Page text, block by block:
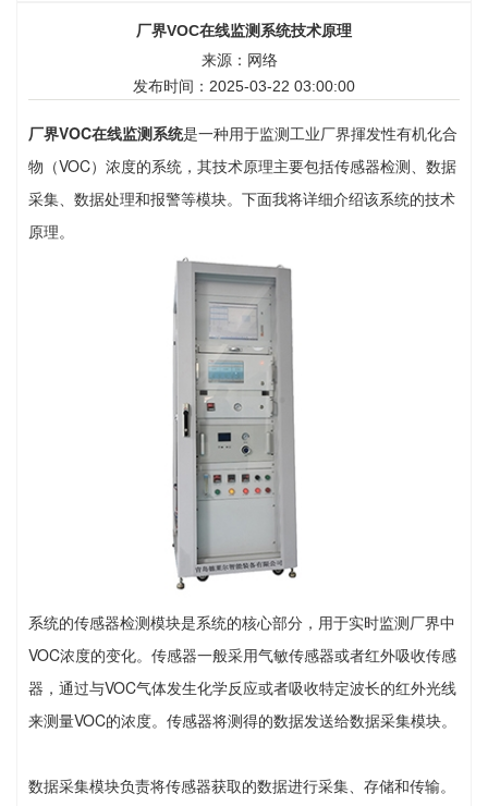
厂界VOC在线监测系统技术原理
来源：网络
发布时间：2025-03-22 03:00:00
厂界VOC在线监测系统是一种用于监测工业厂界揮发性有机化合
物（VOC）浓度的系统，其技术原理主要包括传感器检测、数据
采集、数据处理和报警等模块。下面我将详细介绍该系统的技术
原理。
系统的传感器检测模块是系统的核心部分，用于实时监测厂界中
VOC浓度的变化。传感器一般采用气敏传感器或者红外吸收传感
器，通过与VOC气体发生化学反应或者吸收特定波长的红外光线
来测量VOC的浓度。传感器将测得的数据发送给数据采集模块。
数据采集模块负责将传感器获取的数据进行采集、存储和传输。